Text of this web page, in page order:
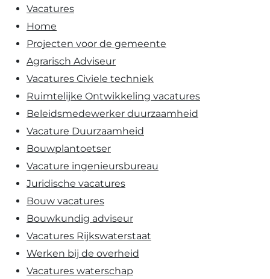
Vacatures
Home
Projecten voor de gemeente
Agrarisch Adviseur
Vacatures Civiele techniek
Ruimtelijke Ontwikkeling vacatures
Beleidsmedewerker duurzaamheid
Vacature Duurzaamheid
Bouwplantoetser
Vacature ingenieursbureau
Juridische vacatures
Bouw vacatures
Bouwkundig adviseur
Vacatures Rijkswaterstaat
Werken bij de overheid
Vacatures waterschap